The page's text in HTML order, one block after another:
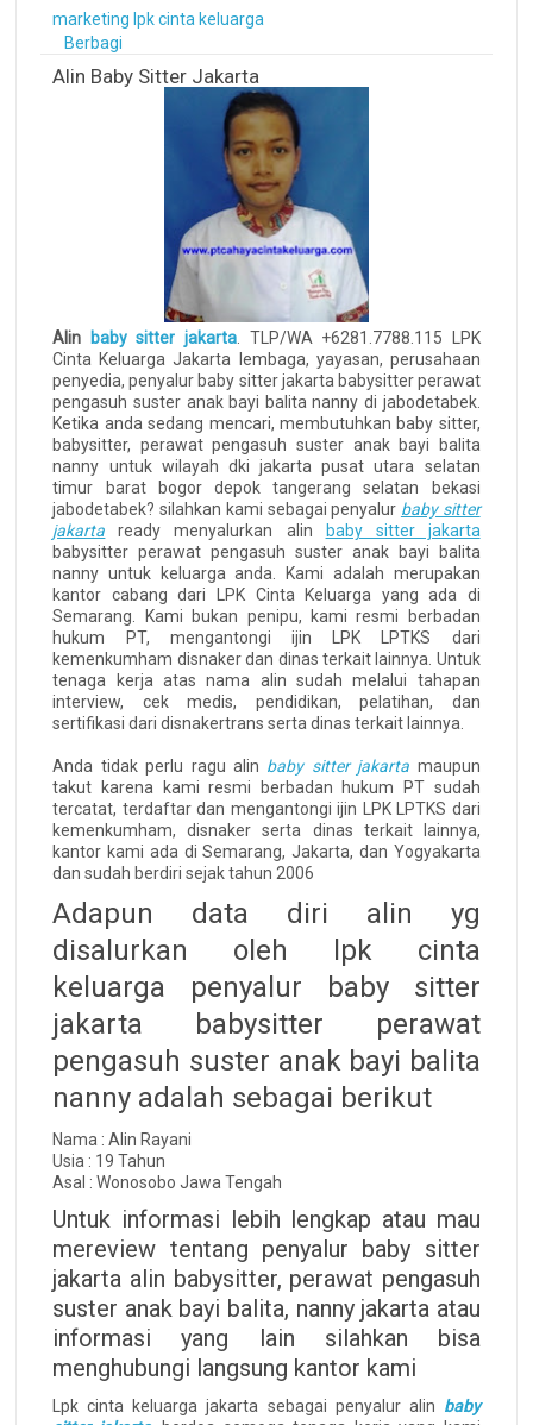
marketing lpk cinta keluarga
Berbagi
Alin Baby Sitter Jakarta
Alin baby sitter jakarta. TLP/WA +6281.7788.115 LPK
Cinta Keluarga Jakarta lembaga, yayasan, perusahaan
penyedia, penyalur baby sitter jakarta babysitter perawat
pengasuh suster anak bayi balita nanny di jabodetabek.
Ketika anda sedang mencari, membutuhkan baby sitter,
babysitter, perawat pengasuh suster anak bayi balita
nanny untuk wilayah dki jakarta pusat utara selatan
timur barat bogor depok tangerang selatan bekasi
jabodetabek? silahkan kami sebagai penyalur baby sitter
jakarta ready menyalurkan alin
baby sitter jakarta
babysitter perawat pengasuh suster anak bayi balita
nanny untuk keluarga anda. Kami adalah merupakan
kantor cabang dari LPK Cinta Keluarga yang ada di
Semarang. Kami bukan penipu, kami resmi berbadan
hukum PT, mengantongi ijin LPK LPTKS dari
kemenkumham disnaker dan dinas terkait lainnya. Untuk
tenaga kerja atas nama alin sudah melalui tahapan
interview, cek medis, pendidikan, pelatihan, dan
sertifikasi dari disnakertrans serta dinas terkait lainnya.
Anda tidak perlu ragu alin baby sitter jakarta maupun
takut karena kami resmi berbadan hukum PT sudah
tercatat, terdaftar dan mengantongi ijin LPK LPTKS dari
kemenkumham, disnaker serta dinas terkait lainnya,
kantor kami ada di Semarang, Jakarta, dan Yogyakarta
dan sudah berdiri sejak tahun 2006
Adapun data diri alin yg
disalurkan oleh lpk cinta
keluarga penyalur baby sitter
jakarta babysitter perawat
pengasuh suster anak bayi balita
nanny adalah sebagai berikut
Nama : Alin Rayani
Usia : 19 Tahun
Asal : Wonosobo Jawa Tengah
Untuk informasi lebih lengkap atau mau
mereview tentang penyalur baby sitter
jakarta alin babysitter, perawat pengasuh
suster anak bayi balita, nanny jakarta atau
informasi yang lain silahkan bisa
menghubungi langsung kantor kami
Lpk cinta keluarga jakarta sebagai penyalur alin baby